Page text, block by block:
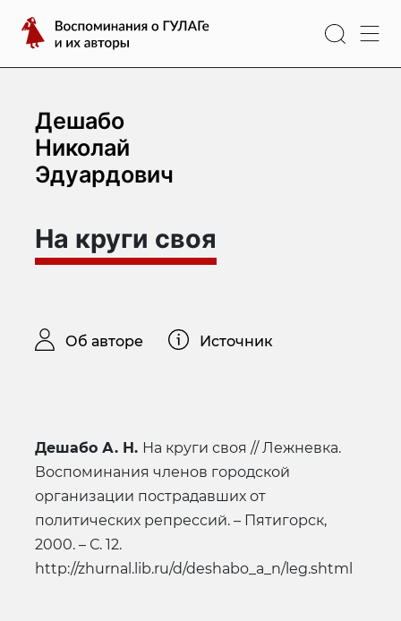
содержимому
Воспоминания
о
ГУЛАГе
авторы
Дешабо
Николай
Эдуардович
На круги своя
Об авторе Источник
Дешабо А. Н. На круги своя // Лежневка.
Воспоминания членов городской
организации пострадавших от
политических репрессий. – Пятигорск,
2000. – С. 12.
http://zhurnal.lib.ru/d/deshabo_a_n/leg.shtml